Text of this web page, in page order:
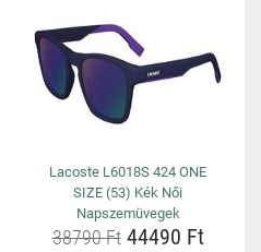
Lacoste L6018S 424 ONE
SIZE (53) Kék Női
Napszemüvegek
38790 Ft44490 Ft